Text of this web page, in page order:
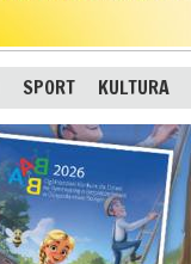
SPORT KULTURA